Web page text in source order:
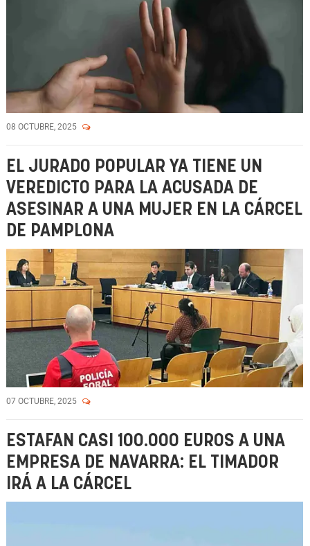
08 OCTUBRE, 2025
EL JURADO POPULAR YA TIENE UN
VEREDICTO PARA LA ACUSADA DE
ASESINAR A UNA MUJER EN LA CÁRCEL
DE PAMPLONA
07 OCTUBRE, 2025
ESTAFAN CASI 100.000 EUROS A UNA
EMPRESA DE NAVARRA: EL TIMADOR
IRÁ A LA CÁRCEL